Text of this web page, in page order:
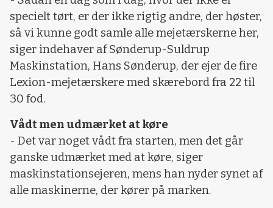
specielt tørt, er der ikke rigtig andre, der høster,
så vi kunne godt samle alle mejetærskerne her,
siger indehaver af Sønderup-Suldrup
Maskinstation, Hans Sønderup, der ejer de fire
Lexion-mejetærskere med skærebord fra 22 til
30 fod.
Vådt men udmærket at køre
- Det var noget vådt fra starten, men det går
ganske udmærket med at køre, siger
maskinstationsejeren, mens han nyder synet af
alle maskinerne, der kører på marken.